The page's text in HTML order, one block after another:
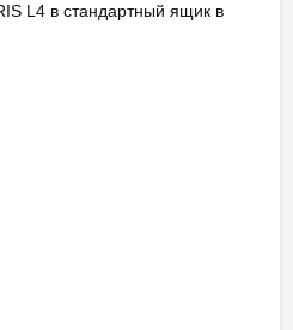
L4 в стандартный ящик в